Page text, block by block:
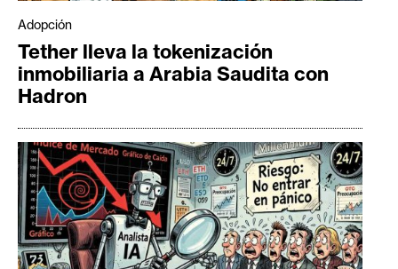
Adopción
Tether lleva la tokenización
inmobiliaria a Arabia Saudita con
Hadron